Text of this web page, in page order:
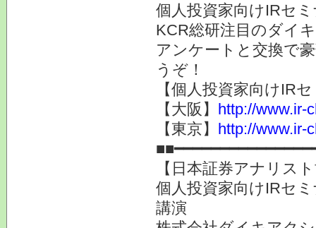
個人投資家向けIRセ
KCR総研注目のダイ
アンケートと交換で
うぞ！
【個人投資家向けIR
【大阪】 http://www.ir-
【東京】 http://www.ir-
【日本証券アナリス
個人投資家向けIRセ
講演